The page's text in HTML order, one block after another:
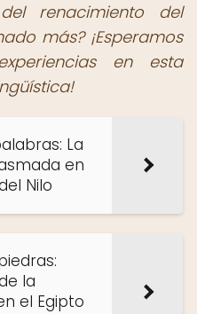
renacimiento del
más? ¡Esperamos
en esta
La
en
Nilo
la
el Egipto